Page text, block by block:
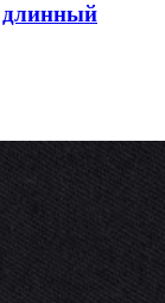
длинный